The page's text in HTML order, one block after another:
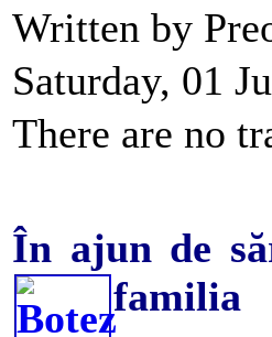
Written by
Saturday, 01
There are no
În ajun de
familia